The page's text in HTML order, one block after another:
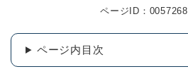
ページID：0057268
ページ内目次